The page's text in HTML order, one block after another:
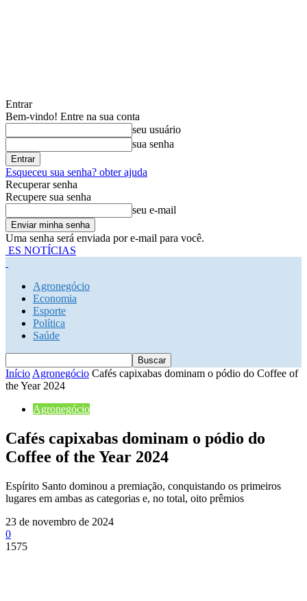
Entrar
Bem-vindo! Entre na sua conta
seu usuário
sua senha
Esqueceu sua senha? obter ajuda
Recuperar senha
Recupere sua senha
seu e-mail
Uma senha será enviada por e-mail para você.
ES NOTÍCIAS
Agronegócio
Economia
Esporte
Política
Saúde
Início Agronegócio Cafés capixabas dominam o pódio do Coffee of
the Year 2024
Agronegócio
Cafés capixabas dominam o pódio do
Coffee of the Year 2024
Espírito Santo dominou a premiação, conquistando os primeiros
lugares em ambas as categorias e, no total, oito prêmios
23 de novembro de 2024
0
1575